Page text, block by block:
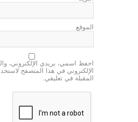
الموقع
احفظ اسمي، بريدي الإلكتروني،
الإلكتروني في هذا المتصفح
المقبلة في تعليقي.